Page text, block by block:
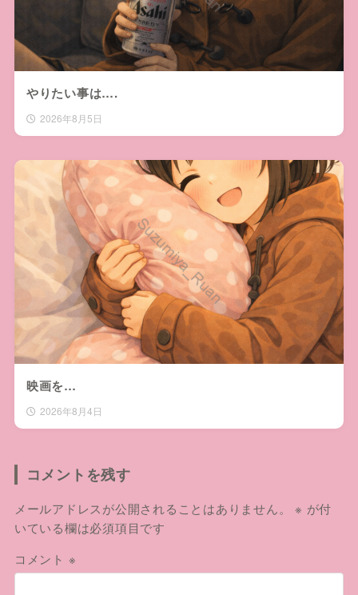
やりたい事は….
2026年8月5日
映画を…
2026年8月4日
コメントを残す
メールアドレスが公開されることはありません。 ※ が付
いている欄は必須項目です
コメント ※